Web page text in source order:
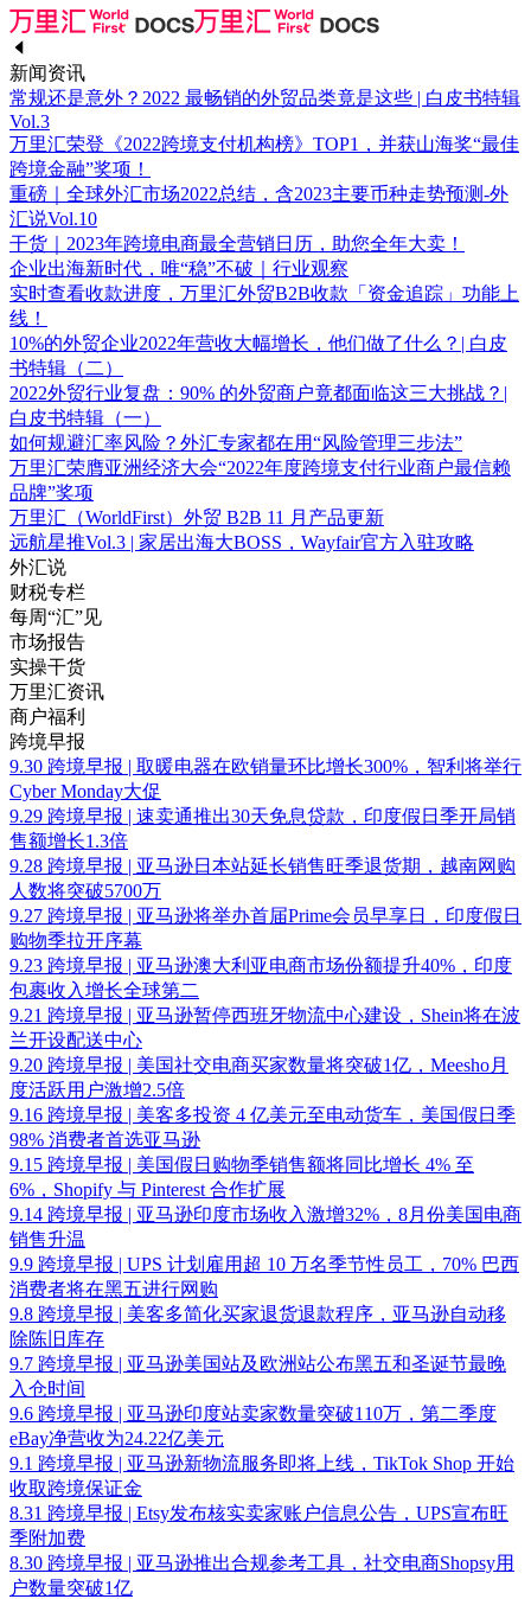
新闻资讯
常规还是意外？2022 最畅销的外贸品类竟是这些 | 白皮书特辑
Vol.3
万里汇荣登《2022跨境支付机构榜》TOP1，并获山海奖“最佳
跨境金融”奖项！
重磅｜全球外汇市场2022总结，含2023主要币种走势预测-外
汇说Vol.10
干货｜2023年跨境电商最全营销日历，助您全年大卖！
企业出海新时代，唯“稳”不破｜行业观察
实时查看收款进度，万里汇外贸B2B收款「资金追踪」功能上
线！
10%的外贸企业2022年营收大幅增长，他们做了什么？| 白皮
书特辑（二）
2022外贸行业复盘：90% 的外贸商户竟都面临这三大挑战？|
白皮书特辑（一）
如何规避汇率风险？外汇专家都在用“风险管理三步法”
万里汇荣膺亚洲经济大会“2022年度跨境支付行业商户最信赖
品牌”奖项
万里汇（WorldFirst）外贸 B2B 11 月产品更新
远航星推Vol.3 | 家居出海大BOSS，Wayfair官方入驻攻略
外汇说
财税专栏
每周“汇”见
市场报告
实操干货
万里汇资讯
商户福利
跨境早报
9.30 跨境早报 | 取暖电器在欧销量环比增长300%，智利将举行
Cyber Monday大促
9.29 跨境早报 | 速卖通推出30天免息贷款，印度假日季开局销
售额增长1.3倍
9.28 跨境早报 | 亚马逊日本站延长销售旺季退货期，越南网购
人数将突破5700万
9.27 跨境早报 | 亚马逊将举办首届Prime会员早享日，印度假日
购物季拉开序幕
9.23 跨境早报 | 亚马逊澳大利亚电商市场份额提升40%，印度
包裹收入增长全球第二
9.21 跨境早报 | 亚马逊暂停西班牙物流中心建设，Shein将在波
兰开设配送中心
9.20 跨境早报 | 美国社交电商买家数量将突破1亿，Meesho月
度活跃用户激增2.5倍
9.16 跨境早报 | 美客多投资 4 亿美元至电动货车，美国假日季
98% 消费者首选亚马逊
9.15 跨境早报 | 美国假日购物季销售额将同比增长 4% 至
6%，Shopify 与 Pinterest 合作扩展
9.14 跨境早报 | 亚马逊印度市场收入激增32%，8月份美国电商
销售升温
9.9 跨境早报 | UPS 计划雇用超 10 万名季节性员工，70% 巴西
消费者将在黑五进行网购
9.8 跨境早报 | 美客多简化买家退货退款程序，亚马逊自动移
除陈旧库存
9.7 跨境早报 | 亚马逊美国站及欧洲站公布黑五和圣诞节最晚
入仓时间
9.6 跨境早报 | 亚马逊印度站卖家数量突破110万，第二季度
eBay净营收为24.22亿美元
9.1 跨境早报 | 亚马逊新物流服务即将上线，TikTok Shop 开始
收取跨境保证金
8.31 跨境早报 | Etsy发布核实卖家账户信息公告，UPS宣布旺
季附加费
8.30 跨境早报 | 亚马逊推出合规参考工具，社交电商Shopsy用
户数量突破1亿